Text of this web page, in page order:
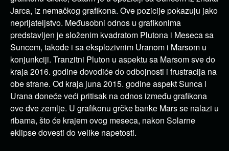
Jarca, iz nemačkog grafikona. Ove pozicije pokazuju jako
neprijateljstvo. Međusobni odnos u grafikonima
predstavljen je složenim kvadratom Plutona i Meseca sa
Suncem, takođe i sa eksplozivnim Uranom i Marsom u
konjunkciji. Tranzitni Pluton u aspektu sa Marsom sve do
kraja 2016. godine dovodiće do odbojnosti i frustracija na
obe strane. Od kraja juna 2015. godine aspekt Sunca i
Urana doneće veći pritisak na odnos između grafikona
ove dve zemlje. U grafikonu grčke banke Mars se nalazi u
ribama, što će krajem ovog meseca, nakon Solarne
eklipse dovesti do velike napetosti.